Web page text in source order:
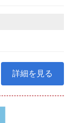
詳細を見る